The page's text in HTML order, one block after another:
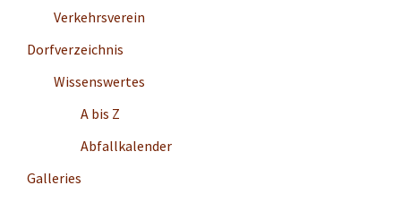
Verkehrsverein
Dorfverzeichnis
Wissenswertes
A bis Z
Abfallkalender
Galleries